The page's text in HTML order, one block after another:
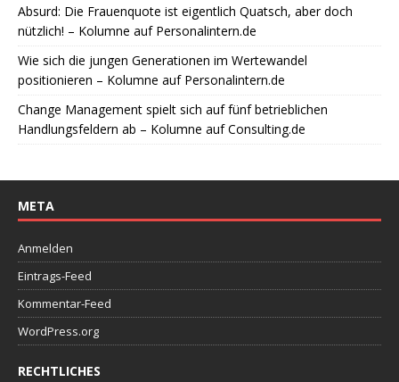
Absurd: Die Frauenquote ist eigentlich Quatsch, aber doch
nützlich! – Kolumne auf Personalintern.de
Wie sich die jungen Generationen im Wertewandel
positionieren – Kolumne auf Personalintern.de
Change Management spielt sich auf fünf betrieblichen
Handlungsfeldern ab – Kolumne auf Consulting.de
META
Anmelden
Eintrags-Feed
Kommentar-Feed
WordPress.org
RECHTLICHES